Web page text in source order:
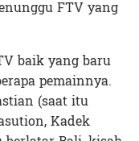
FTV yang
baik yang baru
pemainnya.
(saat itu
Kadek